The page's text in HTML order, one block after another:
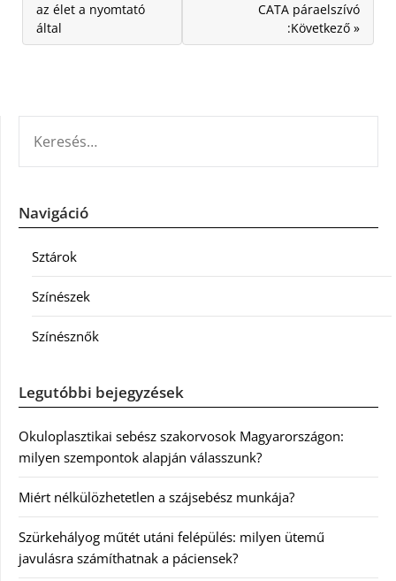
az élet a nyomtató
által
CATA páraelszívó
:Következő »
Navigáció
Sztárok
Színészek
Színésznők
Legutóbbi bejegyzések
Okuloplasztikai sebész szakorvosok Magyarországon:
milyen szempontok alapján válasszunk?
Miért nélkülözhetetlen a szájsebész munkája?
Szürkehályog műtét utáni felépülés: milyen ütemű
javulásra számíthatnak a páciensek?